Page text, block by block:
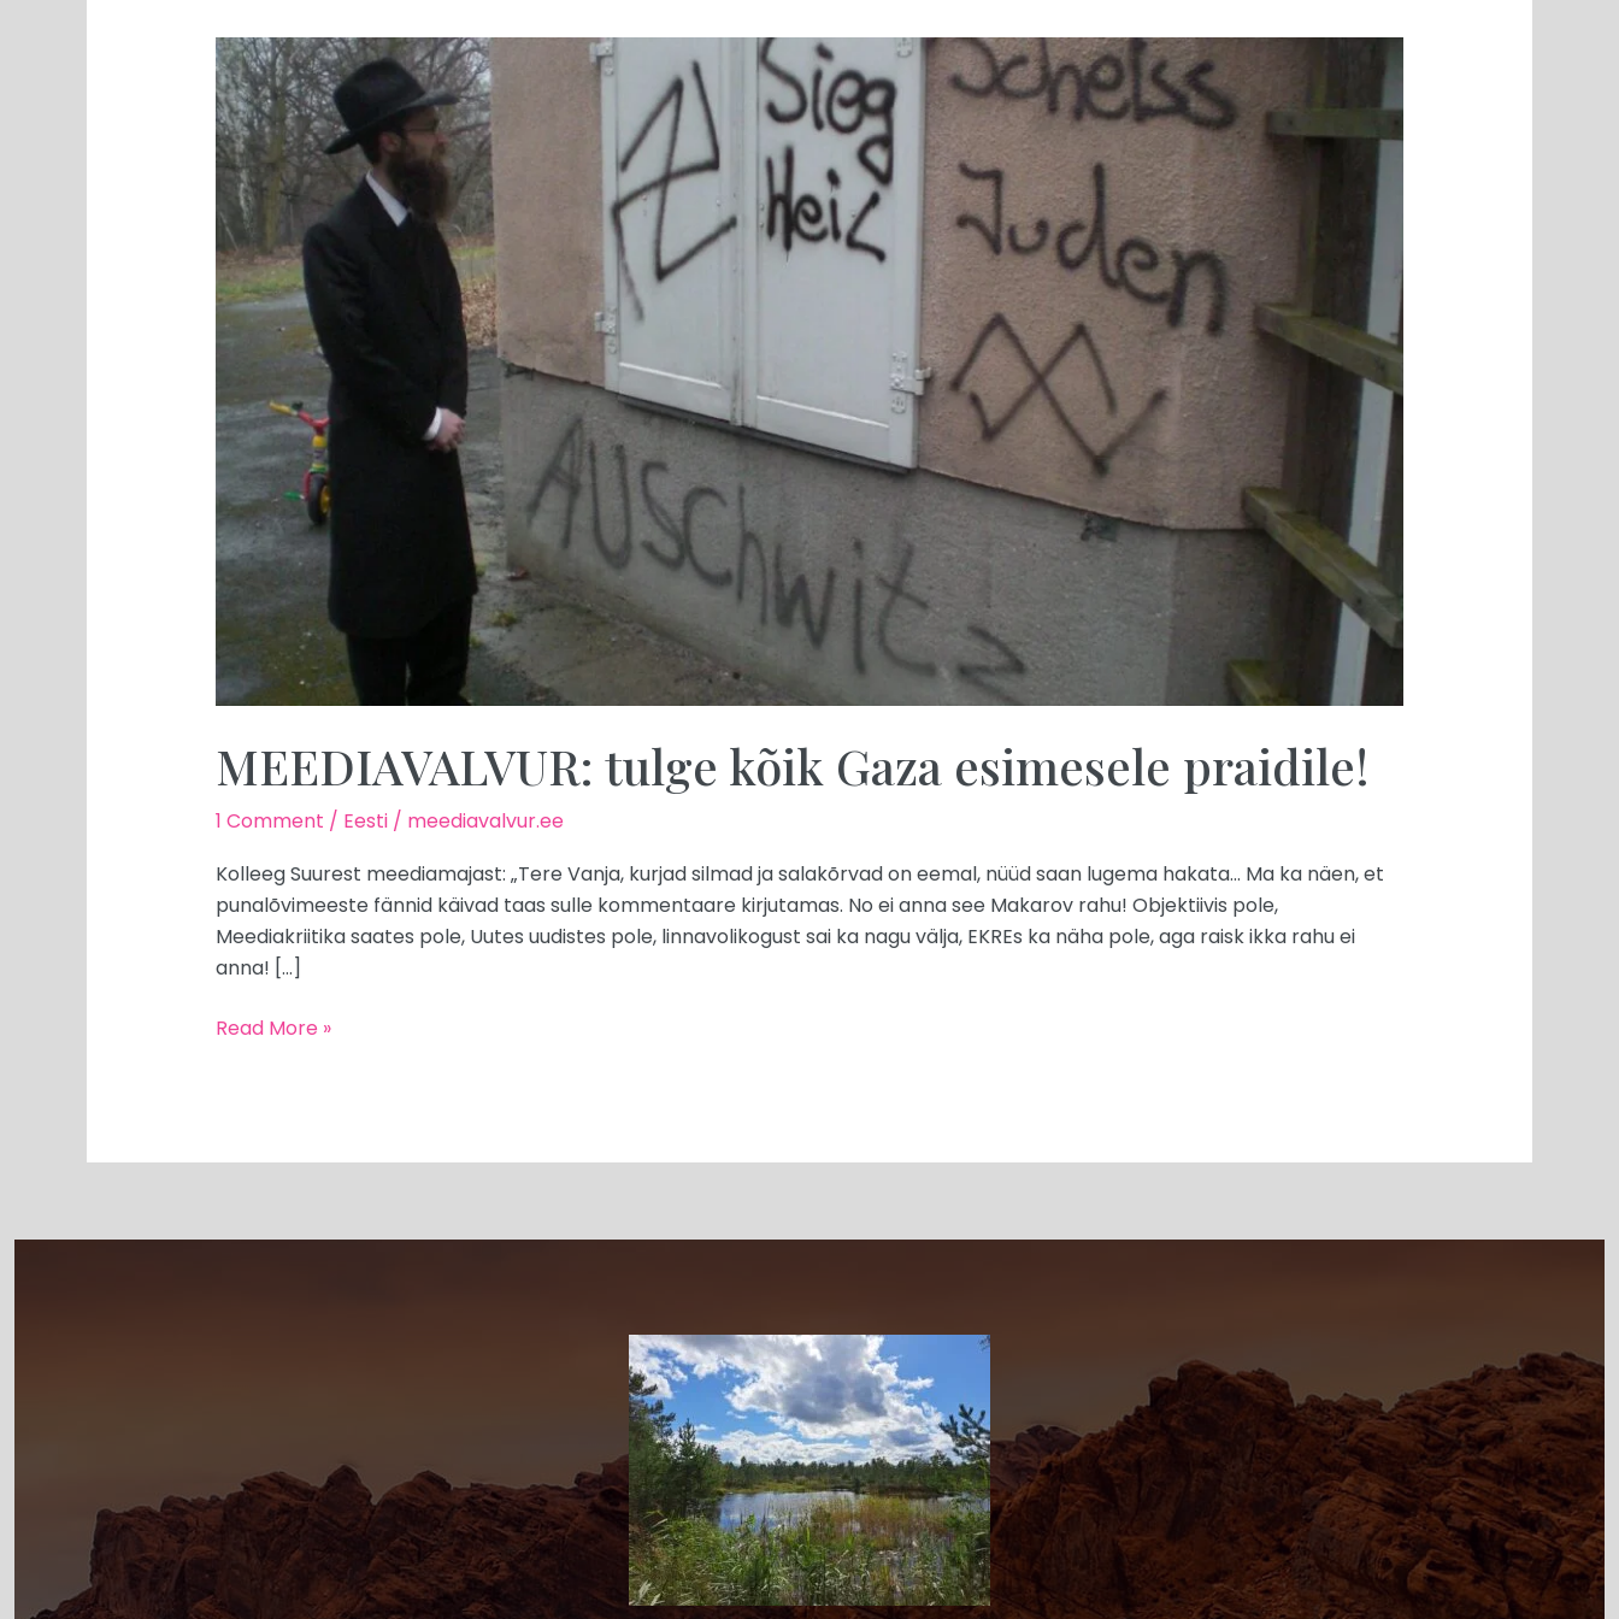
MEEDIAVALVUR: tulge kõik Gaza esimesele praidile!
1 Comment / Eesti/ meediavalvur.ee
Kolleeg Suurest meediamajast: „Tere Vanja, kurjad silmad ja salakõrvad on eemal, nüüd saan lugema hakata… Ma ka näen, et
punalõvimeeste fännid käivad taas sulle kommentaare kirjutamas. No ei anna see Makarov rahu! Objektiivis pole,
Meediakriitika saates pole, Uutes uudistes pole, linnavolikogust sai ka nagu välja, EKREs ka näha pole, aga raisk ikka rahu ei
anna! […]
MEEDIAVALVUR:
tulge
kõik
Gaza
esimesele
praidile!
Read More »